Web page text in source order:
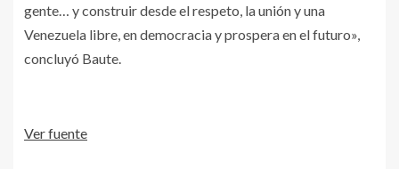
gente… y construir desde el respeto, la unión y una
Venezuela libre, en democracia y prospera en el futuro»,
concluyó Baute.
Ver fuente